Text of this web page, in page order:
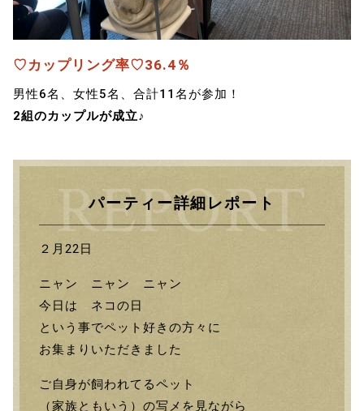
♡カップリング率♡36.4％
男性6名、女性5名、合計11名が参加！
2組のカップルが成立♪
パーティー詳細レポート
２月22日
ニャン ニャン ニャン
今日は ネコの日
という事でペット好きの方々に
お集まりいただきました
ご自身が飼われてるペット
（家族ともいう）の写メを見ながら